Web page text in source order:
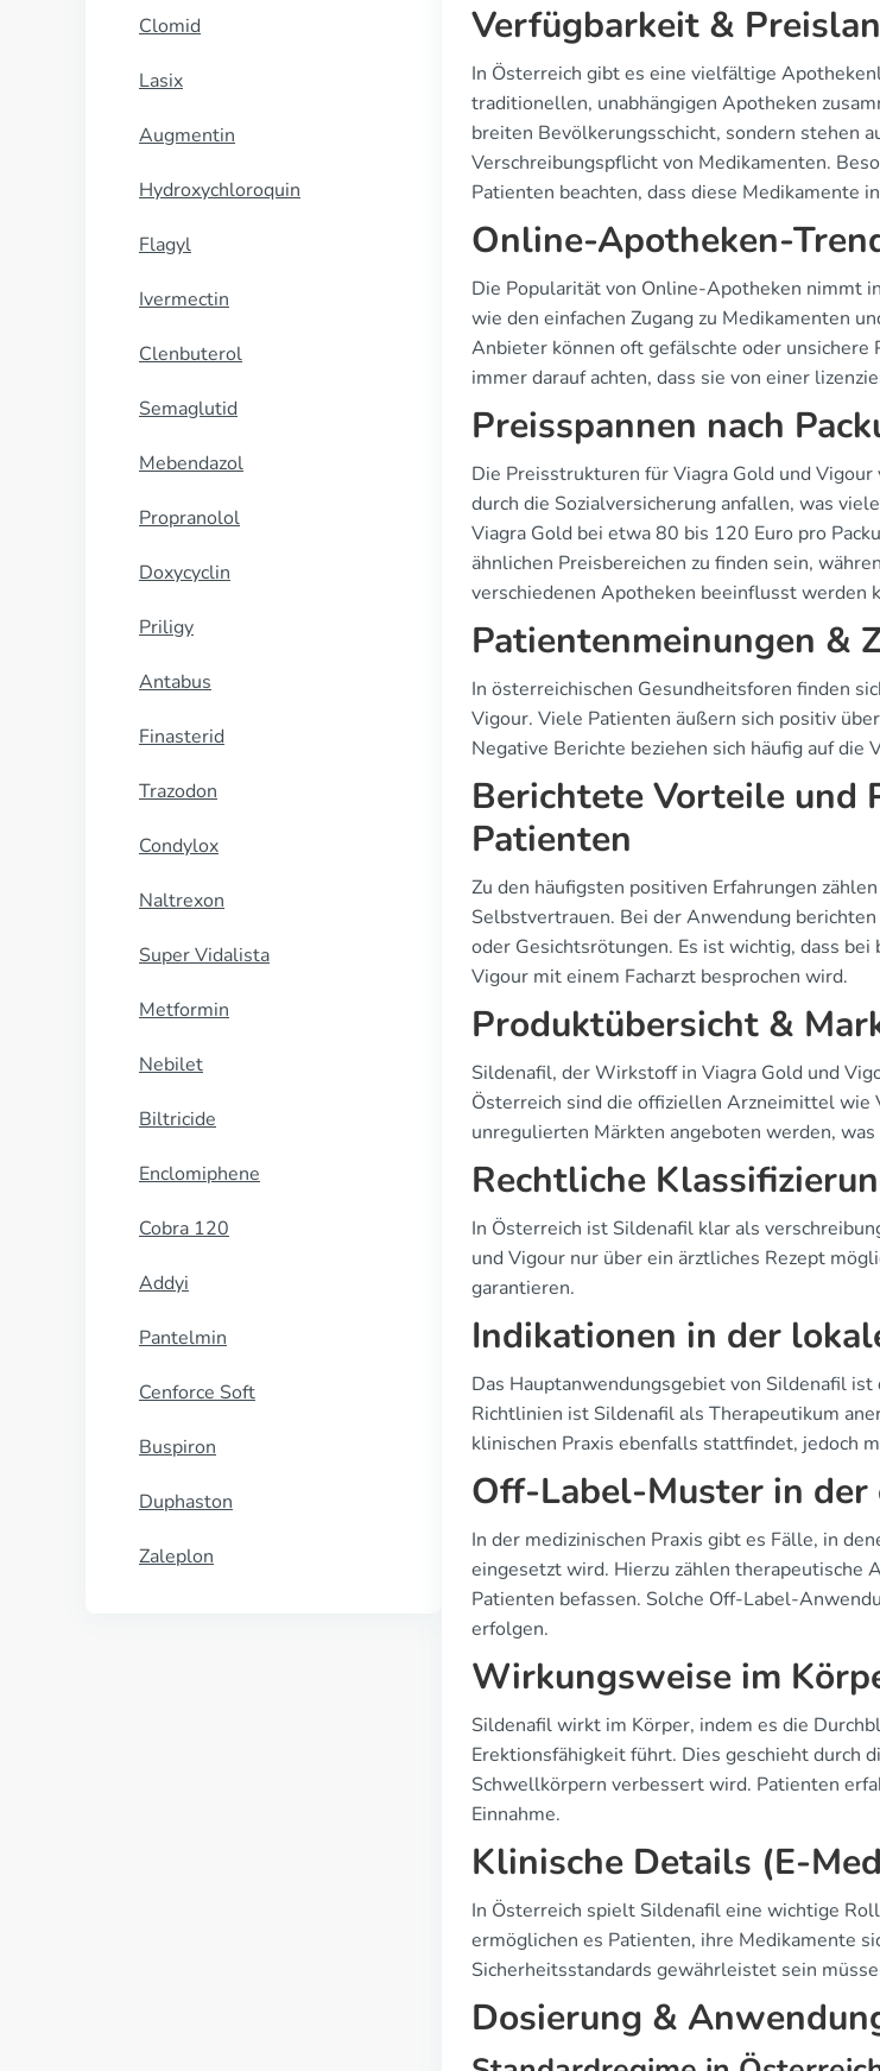
Clomid
Lasix
Augmentin
Hydroxychloroquin
Flagyl
Ivermectin
Clenbuterol
Semaglutid
Mebendazol
Propranolol
Doxycyclin
Priligy
Antabus
Finasterid
Trazodon
Condylox
Naltrexon
Super Vidalista
Metformin
Nebilet
Biltricide
Enclomiphene
Cobra 120
Addyi
Pantelmin
Cenforce Soft
Buspiron
Duphaston
Zaleplon
Verfügbarkeit &
In Österreich gibt es eine vielfältige
traditionellen, unabhängigen Apotheken
breiten Bevölkerungsschicht, sondern stehen
Verschreibungspflicht von Medikamenten.
Patienten beachten, dass diese Medikamente
Online-Apotheken-
Die Popularität von Online-Apotheken nimmt
wie den einfachen Zugang zu Medikamenten
Anbieter können oft gefälschte oder
immer darauf achten, dass sie von einer
Preisspannen nach
Die Preisstrukturen für Viagra Gold und
durch die Sozialversicherung anfallen, was
Viagra Gold bei etwa 80 bis 120 Euro pro
ähnlichen Preisbereichen zu finden sein,
verschiedenen Apotheken beeinflusst werden
Patientenmeinungen &
In österreichischen Gesundheitsforen finden
Vigour. Viele Patienten äußern sich positiv
Negative Berichte beziehen sich häufig auf die
Berichtete Vorteile und
Patienten
Zu den häufigsten positiven Erfahrungen
Selbstvertrauen. Bei der Anwendung
oder Gesichtsrötungen. Es ist wichtig, dass
Vigour mit einem Facharzt besprochen wird.
Produktübersicht &
Sildenafil, der Wirkstoff in Viagra Gold und
Österreich sind die offiziellen Arzneimittel wie
unregulierten Märkten angeboten werden,
Rechtliche
In Österreich ist Sildenafil klar als
und Vigour nur über ein ärztliches Rezept
garantieren.
Indikationen in der
Das Hauptanwendungsgebiet von Sildenafil
Richtlinien ist Sildenafil als Therapeutikum
klinischen Praxis ebenfalls stattfindet, jedoch
Off-Label-Muster in der
In der medizinischen Praxis gibt es Fälle, in
eingesetzt wird. Hierzu zählen therapeutische
Patienten befassen. Solche Off-Label-
erfolgen.
Wirkungsweise im
Sildenafil wirkt im Körper, indem es die
Erektionsfähigkeit führt. Dies geschieht durch
Schwellkörpern verbessert wird. Patienten
Einnahme.
Klinische Details (E-
In Österreich spielt Sildenafil eine wichtige
ermöglichen es Patienten, ihre Medikamente
Sicherheitsstandards gewährleistet sein
Dosierung &